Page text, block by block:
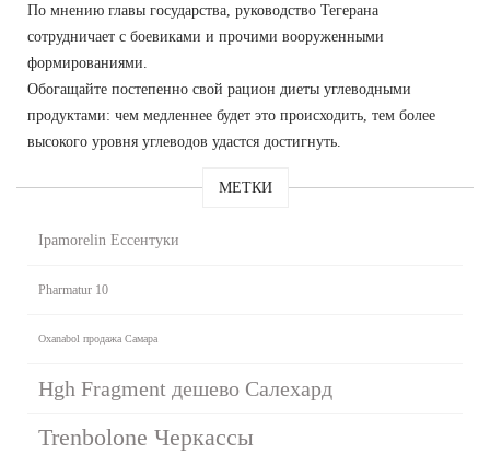
По мнению главы государства, руководство Тегерана
сотрудничает с боевиками и прочими вооруженными
формированиями.
Обогащайте постепенно свой рацион диеты углеводными
продуктами: чем медленнее будет это происходить, тем более
высокого уровня углеводов удастся достигнуть.
МЕТКИ
Ipamorelin Ессентуки
Pharmatur 10
Oxanabol продажа Самара
Hgh Fragment дешево Салехард
Trenbolone Черкассы